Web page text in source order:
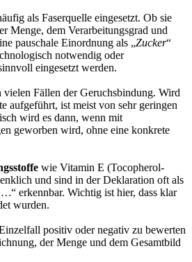
als Faserquelle eingesetzt. Ob sie
Menge, dem Verarbeitungsgrad und
pauschale Einordnung als „Zucker“
notwendig oder
eingesetzt werden.
vielen Fällen der Geruchsbindung. Wird
aufgeführt, ist meist von sehr geringen
wird es dann, wenn mit
geworben wird, ohne eine konkrete
wie Vitamin E (Tocopherol-
und sind in der Deklaration oft als
…“ erkennbar. Wichtig ist hier, dass klar
wurden.
positiv oder negativ zu bewerten
der Menge und dem Gesamtbild